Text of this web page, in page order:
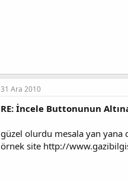
31 Ara 2010
RE: İncele Buttonunun
güzel olurdu mesala yan yana
örnek site http://